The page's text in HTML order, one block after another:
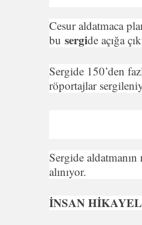
Cesur aldatmaca
bu sergide açığa
Sergide 150’den
röportajlar
Sergide
alınıyor.
İNSAN